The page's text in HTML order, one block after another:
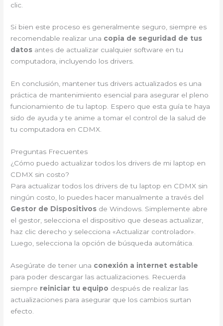
clic.
Si bien este proceso es generalmente seguro, siempre es
recomendable realizar una copia de seguridad de tus
datos antes de actualizar cualquier software en tu
computadora, incluyendo los drivers.
En conclusión, mantener tus drivers actualizados es una
práctica de mantenimiento esencial para asegurar el pleno
funcionamiento de tu laptop. Espero que esta guía te haya
sido de ayuda y te anime a tomar el control de la salud de
tu computadora en CDMX.
Preguntas Frecuentes
¿Cómo puedo actualizar todos los drivers de mi laptop en
CDMX sin costo?
Para actualizar todos los drivers de tu laptop en CDMX sin
ningún costo, lo puedes hacer manualmente a través del
Gestor de Dispositivos de Windows. Simplemente abre
el gestor, selecciona el dispositivo que deseas actualizar,
haz clic derecho y selecciona «Actualizar controlador».
Luego, selecciona la opción de búsqueda automática.
Asegúrate de tener una conexión a internet estable
para poder descargar las actualizaciones. Recuerda
siempre reiniciar tu equipo después de realizar las
actualizaciones para asegurar que los cambios surtan
efecto.